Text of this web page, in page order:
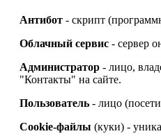
Антибот - скрипт
Облачный сервис - сервер
Администратор - лицо,
"Контакты" на сайте.
Пользователь - лицо
Cookie-файлы (куки) -